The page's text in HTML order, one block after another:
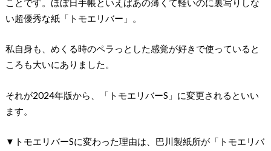
ことです。ほぼ日手帳といえばあの薄くて軽いのに裏写りしな
い超優秀な紙「トモエリバー」。
私自身も、めくる時のペラっとした感覚が好きで使っていると
ころも大いにありました。
それが2024年版から、「トモエリバーS」に変更されるといい
ます。
▼トモエリバーSに変わった理由は、巴川製紙所が「トモエリバ